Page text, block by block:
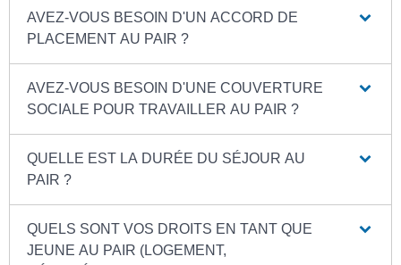
AVEZ-VOUS BESOIN D'UN ACCORD DE
PLACEMENT AU PAIR ?
AVEZ-VOUS BESOIN D'UNE COUVERTURE
SOCIALE POUR TRAVAILLER AU PAIR ?
QUELLE EST LA DURÉE DU SÉJOUR AU
PAIR ?
QUELS SONT VOS DROITS EN TANT QUE
JEUNE AU PAIR (LOGEMENT,